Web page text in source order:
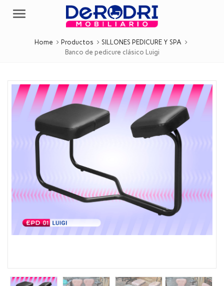
Menu
Home Productos
SILLONES PEDICURE Y SPA
Banco de pedicure clásico Luigi